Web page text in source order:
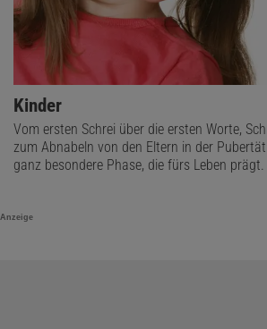
Kinder
Vom ersten Schrei über die ersten Worte,
zum Abnabeln von den Eltern in der
ganz besondere Phase, die fürs Leben prägt.
Anzeige